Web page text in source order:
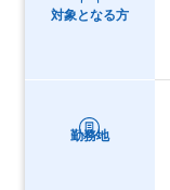
対象となる方
勤務地